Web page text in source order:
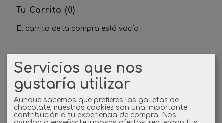
Tu Carrito (0)
El carrito de la compra está vacío
Twitter
Linkedin
Servicios que nos
gustaría utilizar
Aunque sabemos que prefieres las galletas de
chocolate, nuestras cookies son una importante
contribución a tu experiencia de compra. Nos